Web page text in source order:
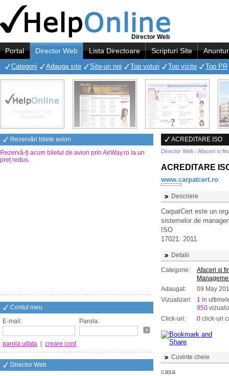
Director Web
Portal Director Web Lista Directoare Scripturi Site
Categorii Adauga site Site-uri noi Top voturi Top vizite Top PR
Rezervări bilete avion
Rezervă-ți acum biletul de avion prin AirWay.ro la un
preț redus.
Contul meu
E-mail:
Parola:
parola uitata creare cont
Director Web
ACREDITARE ISO
Director Web /Afaceri si
ACREDITARE
www.carpatcert.ro
Descriere
CarpatCert este un
sistemelor de
ISO
17021: 2011.
Detalii
Categorie:
Afaceri si
Adaugat:
09 May
Vizualizari:
1 in
950
Click-uri:
0 click-uri
Cuvinte cheie
casa